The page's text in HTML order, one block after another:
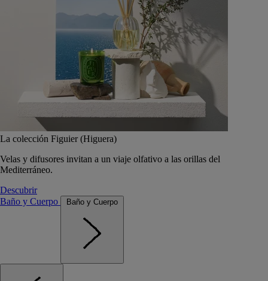
La colección Figuier (Higuera)
Velas y difusores invitan a un viaje olfativo a las orillas del
Mediterráneo.
Descubrir
Baño y Cuerpo
Baño y Cuerpo